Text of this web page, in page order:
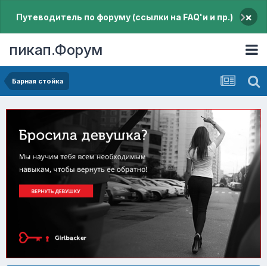
Путеводитель по форуму (ссылки на FAQ'и и пр.) ×
пикап.Форум
Барная стойка